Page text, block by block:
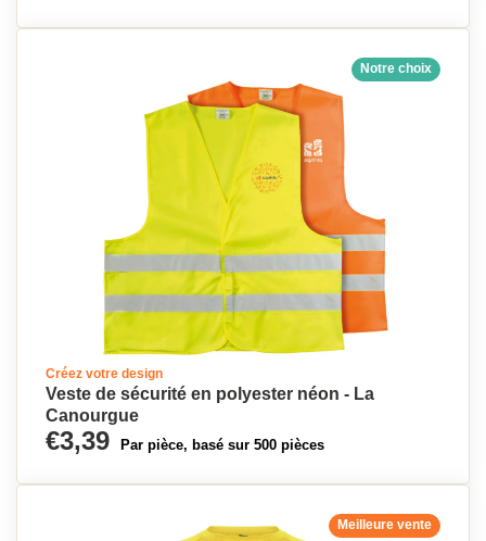
Notre choix
Créez votre design
Veste de sécurité en polyester néon - La
Canourgue
€3,39 Par pièce, basé sur 500 pièces
Meilleure vente